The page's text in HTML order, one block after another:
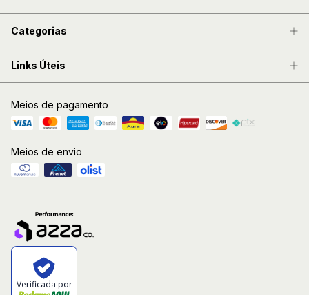
Categorias
Links Úteis
Meios de pagamento
Meios de envio
Verificada por